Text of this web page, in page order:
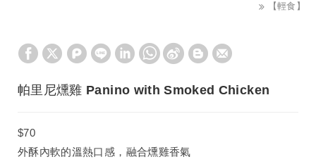
【輕食】
帕里尼燻雞 Panino with Smoked Chicken
$70
外酥內軟的溫熱口感，融合燻雞香氣